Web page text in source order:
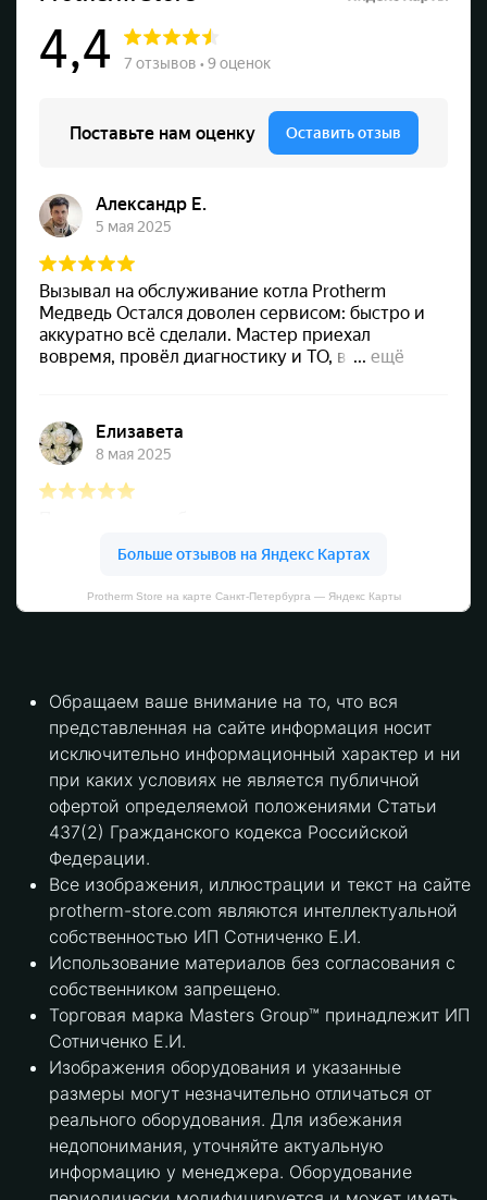
Protherm Store на карте Санкт‑Петербурга — Яндекс Карты
Обращаем ваше внимание на то, что вся
представленная на сайте информация носит
исключительно информационный характер и ни
при каких условиях не является публичной
офертой определяемой положениями Статьи
437(2) Гражданского кодекса Российской
Федерации.
Все изображения, иллюстрации и текст на сайте
protherm-store.com являются интеллектуальной
собственностью ИП Сотниченко Е.И.
Использование материалов без согласования с
собственником запрещено.
Торговая марка Masters Group™ принадлежит ИП
Сотниченко Е.И.
Изображения оборудования и указанные
размеры могут незначительно отличаться от
реального оборудования. Для избежания
недопонимания, уточняйте актуальную
информацию у менеджера. Оборудование